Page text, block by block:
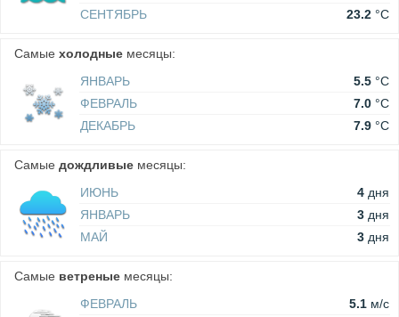
СЕНТЯБРЬ
23.2 °C
Самые холодные месяцы:
ЯНВАРЬ
5.5 °C
ФЕВРАЛЬ
7.0 °C
ДЕКАБРЬ
7.9 °C
Самые дождливые месяцы:
ИЮНЬ
4 дня
ЯНВАРЬ
3 дня
МАЙ
3 дня
Самые ветреные месяцы:
ФЕВРАЛЬ
5.1 м/c